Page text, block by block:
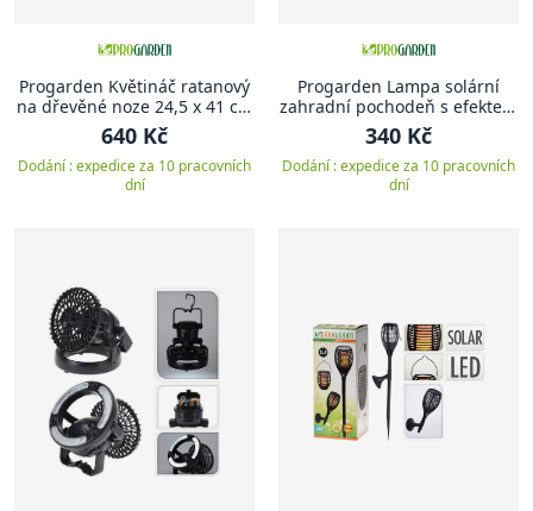
Progarden Květináč ratanový
na dřevěné noze 24,5 x 41 cm
zelená
640 Kč
Dodání : expedice za 10 pracovních
dní
Progarden Lampa solární
zahradní pochodeň s efektem
plamene 3v1 78 cm
340 Kč
Dodání : expedice za 10 pracovních
dní